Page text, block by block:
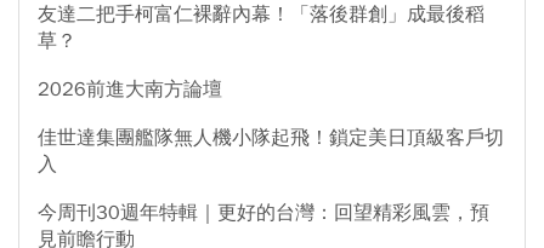
友達二把手柯富仁裸辭內幕！「落後群創」成最後稻
草？
2026前進大南方論壇
佳世達集團艦隊無人機小隊起飛！鎖定美日頂級客戶切
入
今周刊30週年特輯｜更好的台灣：回望精彩風雲，預
見前瞻行動